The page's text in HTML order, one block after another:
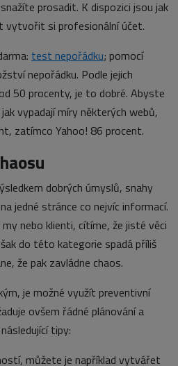
prosadit. K dispozici jsou jak
vytvořit si profesionální účet.
test nepořádku; pomocí
nepořádku. Podle jejich
50 procenty, je to dobré. Abyste
vypadají míry některých webů,
zatímco Yahoo! 86 procent.
dobrých úmyslů, snahy
jedné stránce co nejvíc informací.
nebo klienti, cítíme, že jisté věci
do této kategorie spadá příliš
že pak zavládne chaos.
je možné využít preventivní
ovšem řádné plánování a
tipy:
můžete je například vytvářet